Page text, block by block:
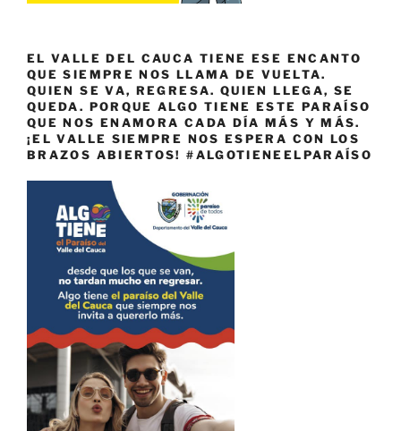
EL VALLE DEL CAUCA TIENE ESE ENCANTO
QUE SIEMPRE NOS LLAMA DE VUELTA.
QUIEN SE VA, REGRESA. QUIEN LLEGA, SE
QUEDA. PORQUE ALGO TIENE ESTE PARAÍSO
QUE NOS ENAMORA CADA DÍA MÁS Y MÁS.
¡EL VALLE SIEMPRE NOS ESPERA CON LOS
BRAZOS ABIERTOS! #ALGOTIENEELPARAÍSO